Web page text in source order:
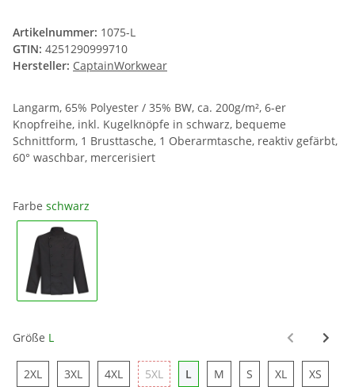
Artikelnummer: 1075-L
GTIN: 4251290999710
Hersteller: CaptainWorkwear
Langarm, 65% Polyester / 35% BW, ca. 200g/m², 6-er
Knopfreihe, inkl. Kugelknöpfe in schwarz, bequeme
Schnittform, 1 Brusttasche, 1 Oberarmtasche, reaktiv gefärbt,
60° waschbar, mercerisiert
Farbe schwarz
Größe L
2XL 3XL 4XL 4XL 5XL 5XL L M S XL XS